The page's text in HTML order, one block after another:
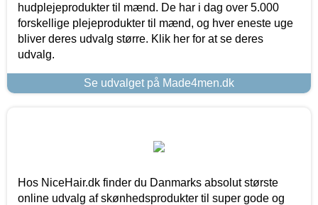
hudplejeprodukter til mænd. De har i dag over 5.000
forskellige plejeprodukter til mænd, og hver eneste uge
bliver deres udvalg større. Klik her for at se deres
udvalg.
Se udvalget på Made4men.dk
Hos NiceHair.dk finder du Danmarks absolut største
online udvalg af skønhedsprodukter til super gode og